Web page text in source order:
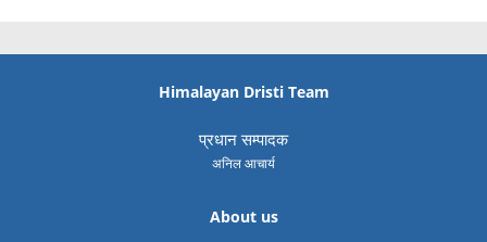
Himalayan Dristi Team
प्रधान सम्पादक
अनिल आचार्य
About us